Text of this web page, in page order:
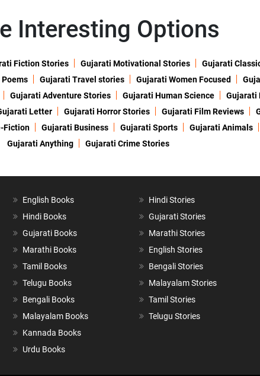
Interesting Options
Fiction Stories Gujarati Motivational Stories Gujarati
Gujarati Travel stories Gujarati Women Focused
Gujarati Adventure Stories Gujarati Human Science Gujarati
Letter Gujarati Horror Stories Gujarati Film Reviews
Fiction Gujarati Business Gujarati Sports Gujarati Animals
Gujarati Anything
Gujarati Crime Stories
English Books
Hindi Books
Gujarati Books
Marathi Books
Tamil Books
Telugu Books
Bengali Books
Malayalam Books
Kannada Books
Urdu Books
Hindi Stories
Gujarati Stories
Marathi Stories
English Stories
Bengali Stories
Malayalam Stories
Tamil Stories
Telugu Stories